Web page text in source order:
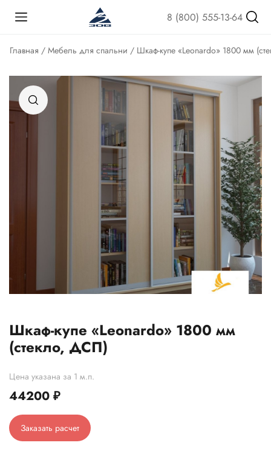
8 (800) 555-13-64
Главная / Мебель для спальни / Шкаф-купе «Leonardo» 1800 мм
Шкаф-купе «Leonardo» 1800 мм
(стекло, ДСП)
Цена указана за 1 м.п.
44200 ₽
Заказать расчет